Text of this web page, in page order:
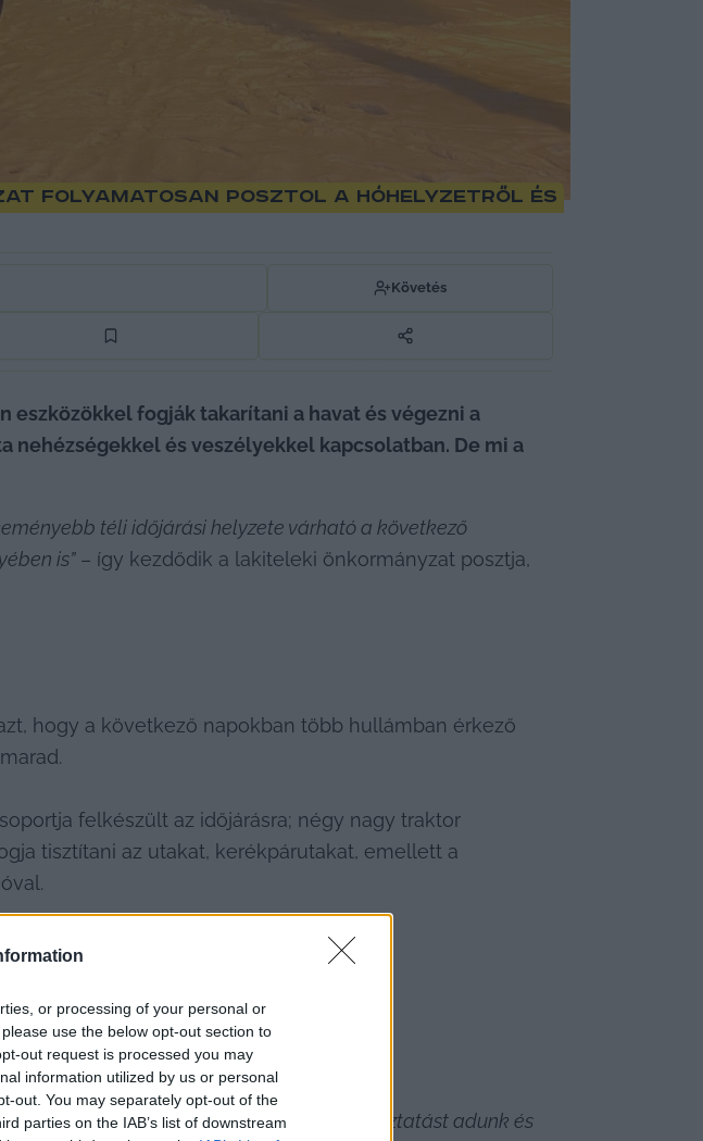
or processing of your personal or
use the below opt-out section to
out request is processed you may
information utilized by us or personal
out. You may separately opt-out of the
parties on the IAB’s list of downstream
folyamatosan posztol a hóhelyzetről és
Követés
fogják takarítani a havat és végezni a
nehézségekkel és veszélyekkel kapcsolatban. De mi a
téli időjárási helyzete várható a következő
is” – így kezdődik a lakiteleki önkormányzat posztja,
hogy a következő napokban több hullámban érkező
felkészült az időjárásra; négy nagy traktor
tisztítani az utakat, kerékpárutakat, emellett a
kíséri, és szükség esetén további tájékoztatást adunk és